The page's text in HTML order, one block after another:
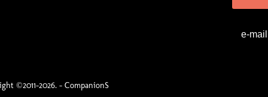
e-
©2011-2026. - CompanionS